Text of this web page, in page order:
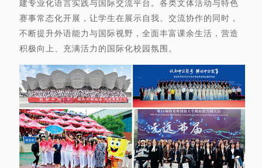
建专业化语言实践与国际交流平台。各类文体活动与特色
赛事常态化开展，让学生在展示自我、交流协作的同时，
不断提升外语能力与国际视野，全面丰富课余生活，营造
积极向上、充满活力的国际化校园氛围。